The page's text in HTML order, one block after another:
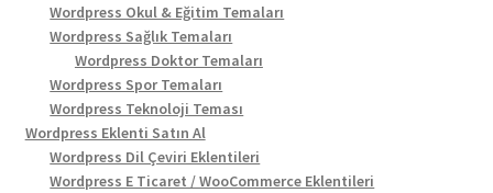
Wordpress Okul & Eğitim Temaları
Wordpress Sağlık Temaları
Wordpress Doktor Temaları
Wordpress Spor Temaları
Wordpress Teknoloji Teması
Wordpress Eklenti Satın Al
Wordpress Dil Çeviri Eklentileri
Wordpress E Ticaret / WooCommerce Eklentileri